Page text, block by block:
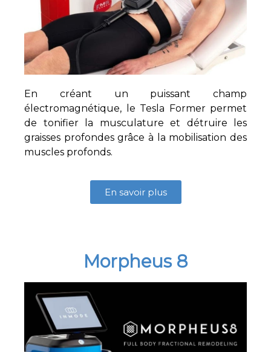
En créant un puissant champ
électromagnétique, le Tesla Former permet
de tonifier la musculature et détruire les
graisses profondes grâce à la mobilisation des
muscles profonds.
En savoir plus
Morpheus 8